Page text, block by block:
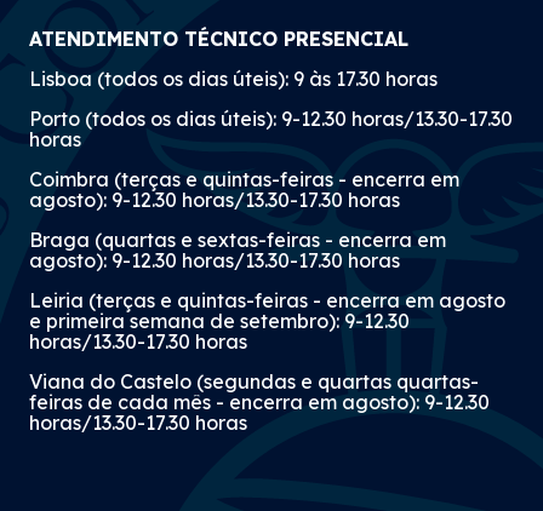
ATENDIMENTO TÉCNICO PRESENCIAL
Lisboa (todos os dias úteis): 9 às 17.30 horas
Porto (todos os dias úteis): 9-12.30 horas/13.30-17.30
horas
Coimbra (terças e quintas-feiras - encerra em
agosto): 9-12.30 horas/13.30-17.30 horas
Braga (quartas e sextas-feiras - encerra em
agosto): 9-12.30 horas/13.30-17.30 horas
Leiria (terças e quintas-feiras - encerra em agosto
e primeira semana de setembro): 9-12.30
horas/13.30-17.30 horas
Viana do Castelo (segundas e quartas quartas-
feiras de cada mês - encerra em agosto): 9-12.30
horas/13.30-17.30 horas